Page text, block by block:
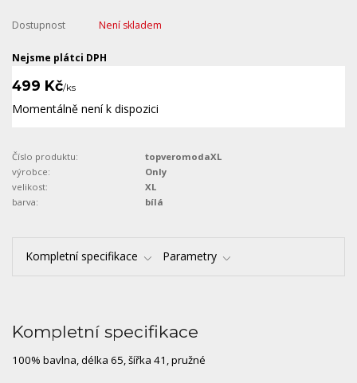
Dostupnost Není skladem
Nejsme plátci DPH
499 Kč/ks
Momentálně není k dispozici
Číslo produktu:
topveromodaXL
výrobce:
Only
velikost:
XL
barva:
bílá
Kompletní specifikace Parametry
Kompletní specifikace
100% bavlna, délka 65, šířka 41, pružné